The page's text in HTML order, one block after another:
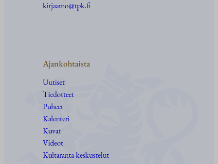
kirjaamo@tpk.fi
Ajankohtaista
Uutiset
Tiedotteet
Puheet
Kalenteri
Kuvat
Videot
Kultaranta-keskustelut